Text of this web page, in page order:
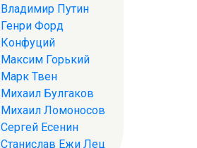
Владимир Путин
Генри Форд
Конфуций
Максим Горький
Марк Твен
Михаил Булгаков
Михаил Ломоносов
Сергей Есенин
Станислав Ежи Лец